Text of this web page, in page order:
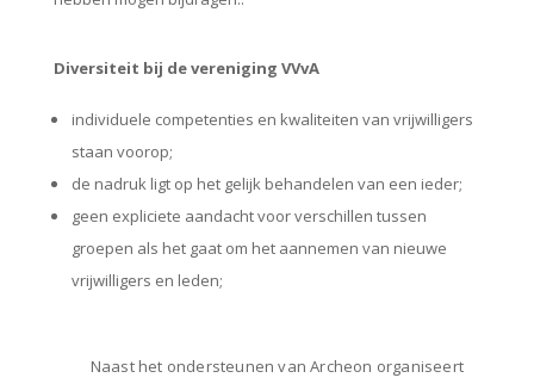
Diversiteit bij de vereniging VVvA
individuele competenties en kwaliteiten van vrijwilligers
staan voorop;
de nadruk ligt op het gelijk behandelen van een ieder;
geen expliciete aandacht voor verschillen tussen
groepen als het gaat om het aannemen van nieuwe
vrijwilligers en leden;
Naast het ondersteunen van Archeon organiseert